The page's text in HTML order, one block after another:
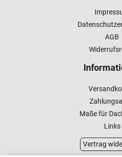
AGB
Maße für
Links
Vertrag